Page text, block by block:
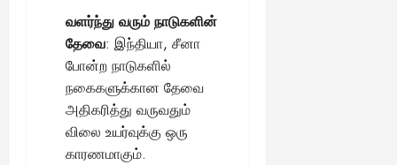
வளர்ந்து வரும் நாடுகளின்
தேவை: இந்தியா, சீனா
போன்ற நாடுகளில்
நகைகளுக்கான தேவை
அதிகரித்து வருவதும்
விலை உயர்வுக்கு ஒரு
காரணமாகும்.